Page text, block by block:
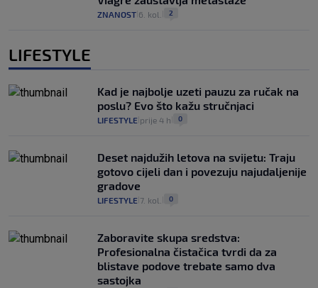
ZNANOST 6. kol. 2
LIFESTYLE
Kad je najbolje uzeti pauzu za ručak na
poslu? Evo što kažu stručnjaci
LIFESTYLE prije 4 h 0
Deset najdužih letova na svijetu: Traju
gotovo cijeli dan i povezuju najudaljenije
gradove
LIFESTYLE 7. kol. 0
Zaboravite skupa sredstva:
Profesionalna čistačica tvrdi da za
blistave podove trebate samo dva
sastojka